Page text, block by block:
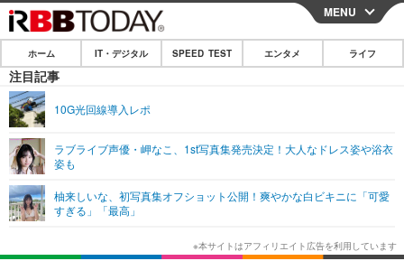
CLOSE
ホーム
IT・デジタル
ショッピング その他
SPEED TEST
エンタメ
エンタメTOP
韓国・芸能
ライフ
ライフTOP グルメ
リリース一覧
MENU
ホーム IT・デジタル SPEED TEST エンタメ ライフ
注目記事
10G光回線導入レポ
ラブライブ声優・岬なこ、1st写真集発売決定！大人なドレス姿や浴衣
姿も
柚来しいな、初写真集オフショット公開！爽やかな白ビキニに「可愛
すぎる」「最高」